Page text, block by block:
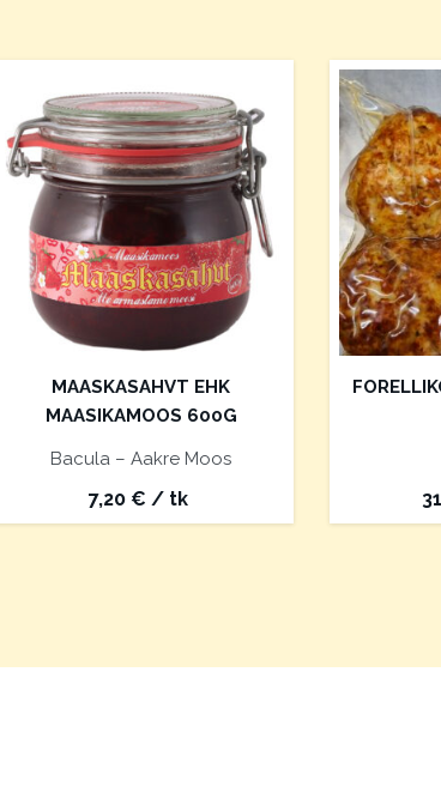
MAASKASAHVT EHK
MAASIKAMOOS 600G
Bacula – Aakre Moos
7,20 € / tk